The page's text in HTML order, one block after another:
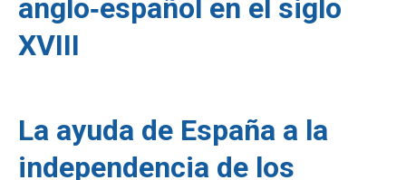
anglo‑español en el siglo
XVIII
La ayuda de España a la
independencia de los